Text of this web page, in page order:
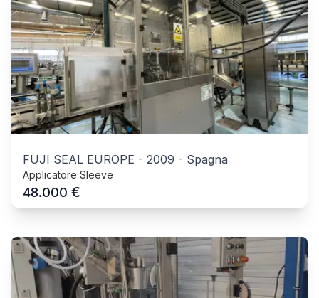
FUJI SEAL EUROPE - 2009 - Spagna
Applicatore Sleeve
48.000 €